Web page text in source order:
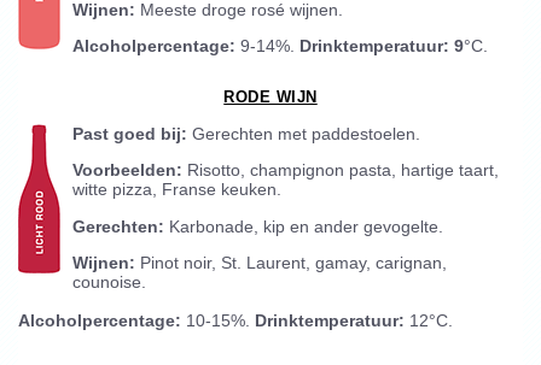
Wijnen: Meeste droge rosé wijnen.
Alcoholpercentage: 9-14%. Drinktemperatuur: 9°C.
RODE WIJN
Past goed bij: Gerechten met paddestoelen.
Voorbeelden: Risotto, champignon pasta, hartige taart,
witte pizza, Franse keuken.
Gerechten: Karbonade, kip en ander gevogelte.
Wijnen: Pinot noir, St. Laurent, gamay, carignan,
counoise.
Alcoholpercentage: 10-15%. Drinktemperatuur: 12°C.